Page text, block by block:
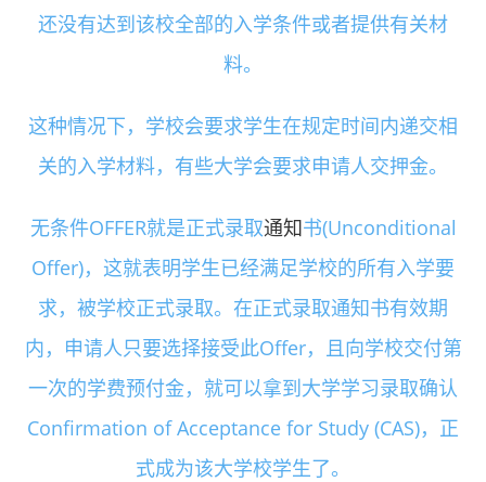
还没有达到该校全部的入学条件或者提供有关材
料。
这种情况下，学校会要求学生在规定时间内递交相
关的入学材料，有些大学会要求申请人交押金。
无条件OFFER就是正式录取通知书(Unconditional
Offer)，这就表明学生已经满足学校的所有入学要
求，被学校正式录取。在正式录取通知书有效期
内，申请人只要选择接受此Offer，且向学校交付第
一次的学费预付金，就可以拿到大学学习录取确认
Confirmation of Acceptance for Study (CAS)，正
式成为该大学校学生了。